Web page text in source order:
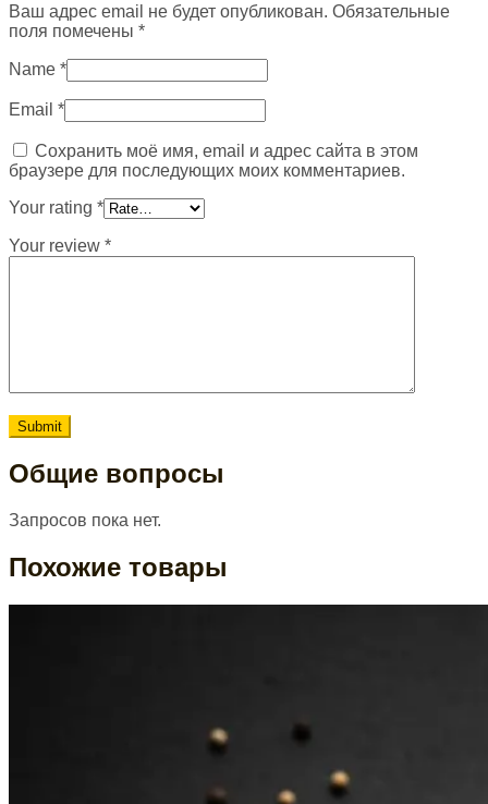
Ваш адрес email не будет опубликован. Обязательные
поля помечены *
Name *
Email *
Сохранить моё имя, email и адрес сайта в этом
браузере для последующих моих комментариев.
Your rating *
Your review *
Общие вопросы
Запросов пока нет.
Похожие товары